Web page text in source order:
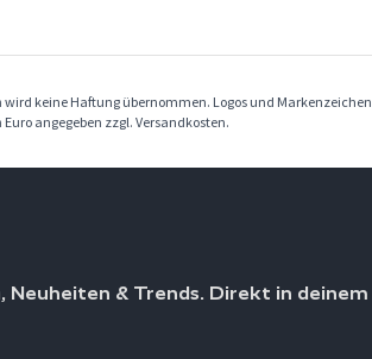
keine Haftung übernommen. Logos und
angegeben zzgl. Versandkosten.
& Trends. Direkt in